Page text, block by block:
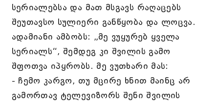
სერიალებსა და მათ მსგავს რაღაცებს
შეუთავსო სულიერი განწყობა და ლოცვა.
ადამიანი ამბობს: „მე ვუყურებ ყველა
სერიალს“, შემდეგ კი შვილის გამო
შფოთვა იპყრობს. მე ვუთხარი მას:
- ჩემო კარგო, თუ მცირე ხნით მაინც არ
გამორთავ ტელევიზორს შენი შვილის